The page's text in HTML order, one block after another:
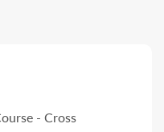
- Cross